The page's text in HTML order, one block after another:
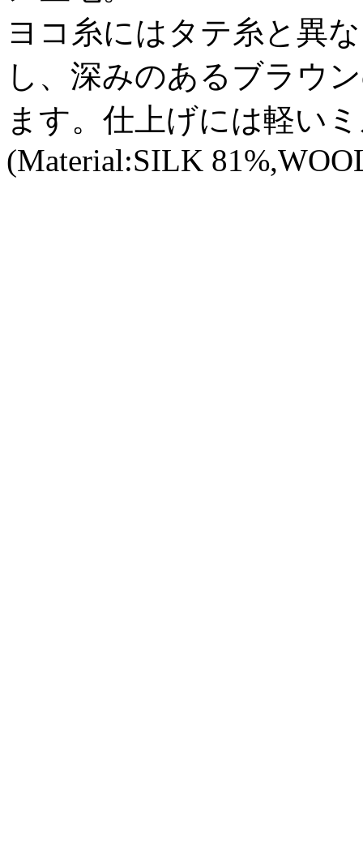
ヨコ糸にはタテ糸と異
し、深みのあるブラウ
ます。仕上げには軽い
(Material:SILK